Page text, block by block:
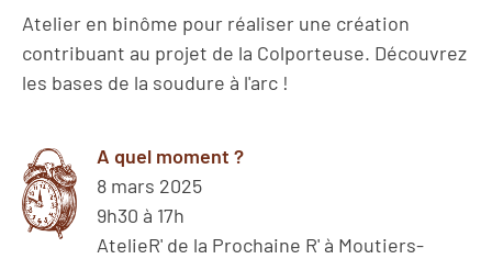
Atelier en binôme pour réaliser une création
contribuant au projet de la Colporteuse. Découvrez
les bases de la soudure à l'arc !
A quel moment ?
8 mars 2025
9h30 à 17h
AtelieR' de la Prochaine R' à Moutiers-